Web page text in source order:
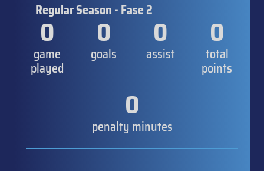
Regular Season - Fase 2
0
game
played
0
goals
0
assist
0
total
points
0
penalty minutes